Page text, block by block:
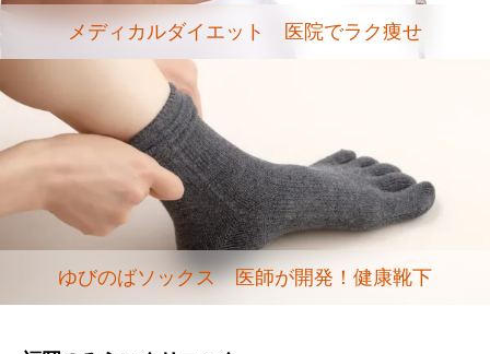
メディカルダイエット 医院でラク痩せ
ゆびのばソックス 医師が開発！健康靴下